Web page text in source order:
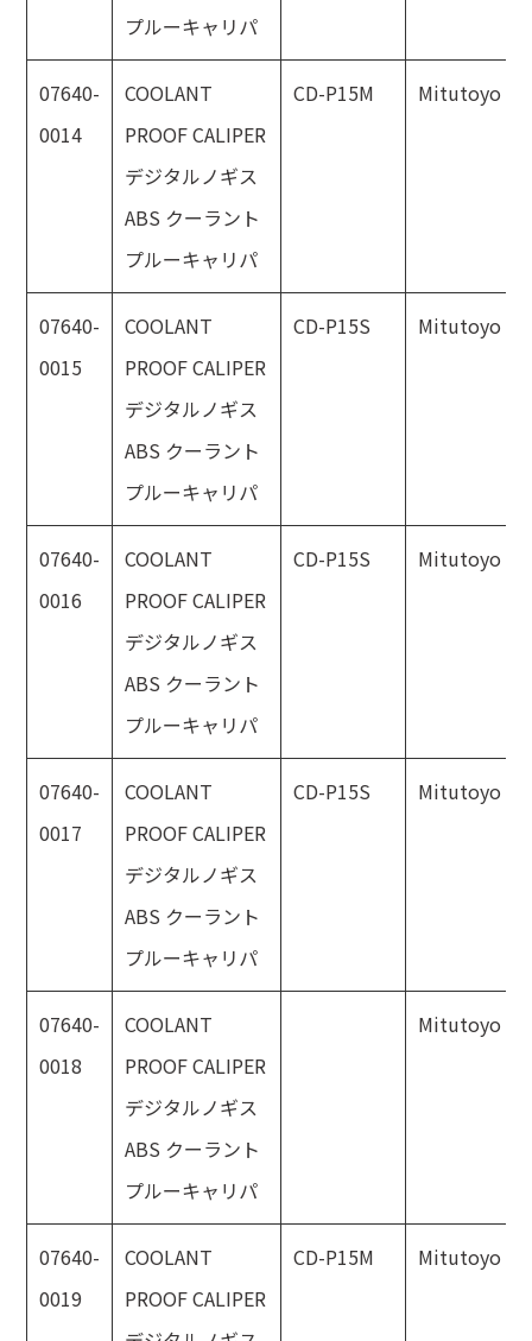
プルーキャリパ
07640-
0014
COOLANT
PROOF CALIPER
デジタルノギス
ABS クーラント
プルーキャリパ
CD-P15M Mitutoyo
07640-
0015
COOLANT
PROOF CALIPER
デジタルノギス
ABS クーラント
プルーキャリパ
CD-P15S Mitutoyo
07640-
0016
COOLANT
PROOF CALIPER
デジタルノギス
ABS クーラント
プルーキャリパ
CD-P15S Mitutoyo
07640-
0017
COOLANT
PROOF CALIPER
デジタルノギス
ABS クーラント
プルーキャリパ
CD-P15S Mitutoyo
07640-
0018
COOLANT
PROOF CALIPER
デジタルノギス
ABS クーラント
プルーキャリパ
Mitutoyo
07640-
0019
COOLANT
PROOF CALIPER
CD-P15M Mitutoyo